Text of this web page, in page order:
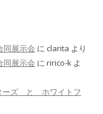
同展示会 に clarita より
同展示会 に ririco-k よ
ーズ と ホワイトフ